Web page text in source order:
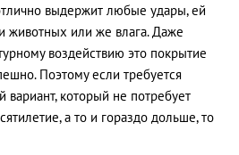
выдержит любые удары, ей
животных или же влага. Даже
воздействию это покрытие
Поэтому если требуется
который не потребует
а то и гораздо дольше, то